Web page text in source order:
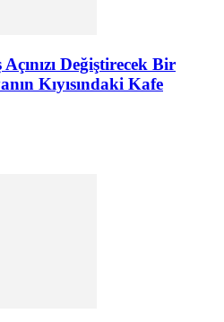
Değiştirecek Bir
Kıyısındaki Kafe